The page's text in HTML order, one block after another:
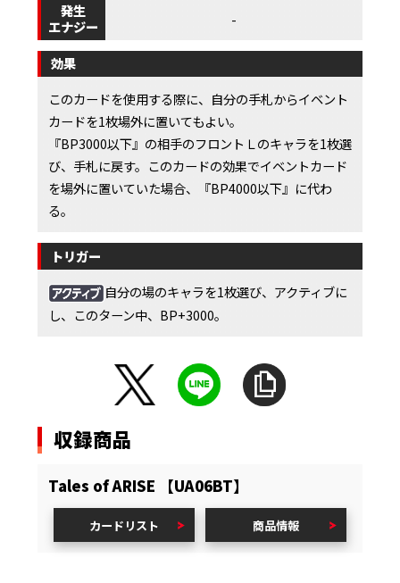
発生
エナジー
-
効果
このカードを使用する際に、自分の手札からイベント
カードを1枚場外に置いてもよい。
『BP3000以下』の相手のフロントＬのキャラを1枚選
び、手札に戻す。このカードの効果でイベントカード
を場外に置いていた場合、『BP4000以下』に代わ
る。
トリガー
自分の場のキャラを1枚選び、アクティブに
し、このターン中、BP+3000。
収録商品
Tales of ARISE 【UA06BT】
カードリスト 商品情報